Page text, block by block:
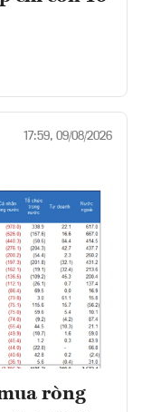
17:59, 09/08/2026
ròng